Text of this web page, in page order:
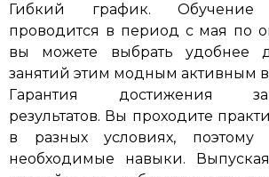
Гибкий график. Обучение
проводится в период с мая по
вы можете выбрать удобнее
занятий этим модным активным
Гарантия достижения
результатов. Вы проходите
в разных условиях, поэтому
необходимые навыки.